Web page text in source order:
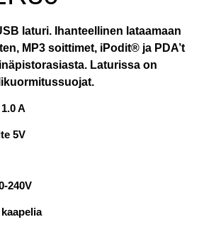
laturi. Ihanteellinen lataamaan
MP3 soittimet, iPodit® ja PDA’t
Laturissa on
A
5V
240V